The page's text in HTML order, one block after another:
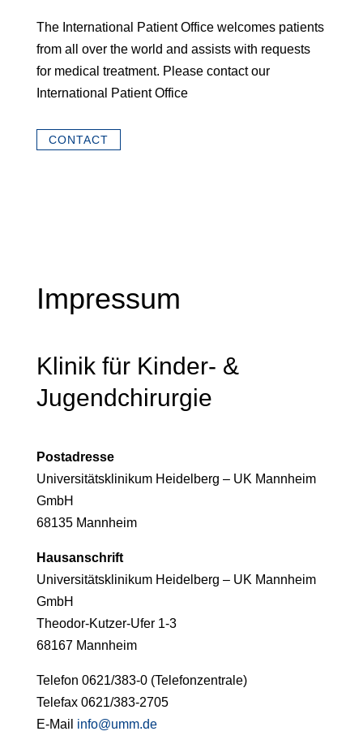
The International Patient Office welcomes patients
from all over the world and assists with requests
for medical treatment. Please contact our
International Patient Office
CONTACT
Impressum
Klinik für Kinder- &
Jugendchirurgie
Postadresse
Universitätsklinikum Heidelberg – UK Mannheim
GmbH
68135 Mannheim
Hausanschrift
Universitätsklinikum Heidelberg – UK Mannheim
GmbH
Theodor-Kutzer-Ufer 1-3
68167 Mannheim
Telefon 0621/383-0 (Telefonzentrale)
Telefax 0621/383-2705
E-Mail info@umm.de